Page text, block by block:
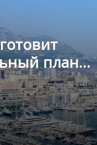
план
что
детям